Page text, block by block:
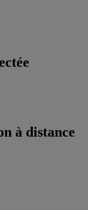
à distance